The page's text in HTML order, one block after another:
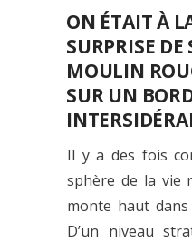
ON ÉTAIT À
SURPRISE
MOULIN
SUR UN
Il y a des fois
sphère de la vie
monte haut
D’un niveau